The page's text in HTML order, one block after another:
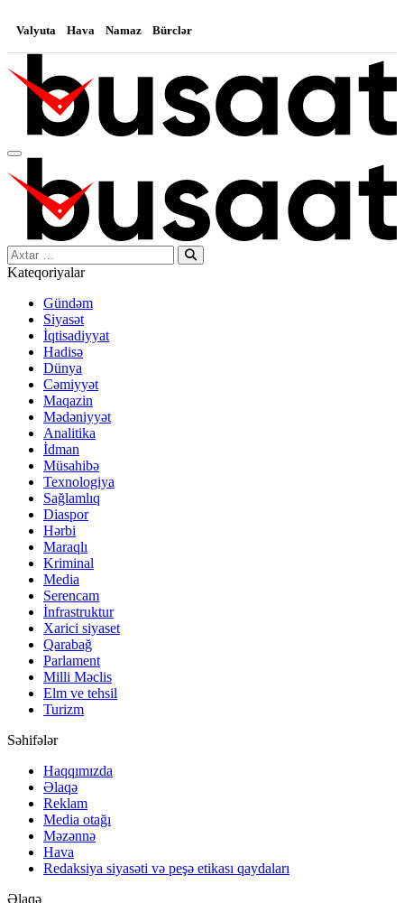
Valyuta Hava Namaz Bürclər
Search…
Kateqoriyalar
Gündəm
Siyasət
İqtisadiyyat
Hadisə
Dünya
Cəmiyyət
Maqazin
Mədəniyyət
Analitika
İdman
Müsahibə
Texnologiya
Sağlamlıq
Diaspor
Hərbi
Maraqlı
Kriminal
Media
Serencam
İnfrastruktur
Xarici siyaset
Qarabağ
Parlament
Milli Məclis
Elm ve tehsil
Turizm
Səhifələr
Haqqımızda
Əlaqə
Reklam
Media otağı
Məzənnə
Hava
Redaksiya siyasəti və peşə etikası qaydaları
Əlaqə